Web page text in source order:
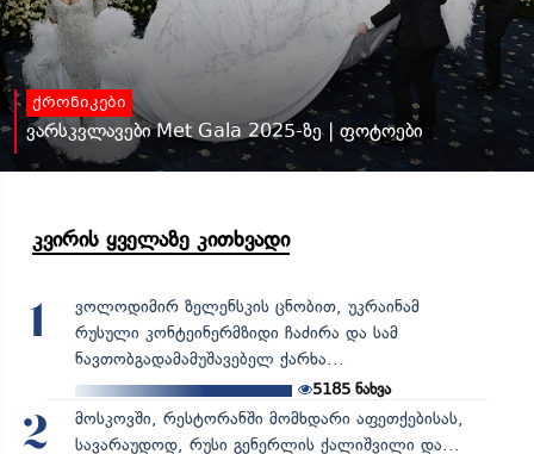
ქრონიკები
ვარსკვლავები Met Gala 2025-ზე | ფოტოები
კვირის ყველაზე კითხვადი
1
ვოლოდიმირ ზელენსკის ცნობით, უკრაინამ
რუსული კონტეინერმზიდი ჩაძირა და სამ
ნავთობგადამამუშავებელ ქარხა...
5185 ნახვა
2
მოსკოვში, რესტორანში მომხდარი აფეთქებისას,
სავარაუდოდ, რუსი გენერლის ქალიშვილი და...